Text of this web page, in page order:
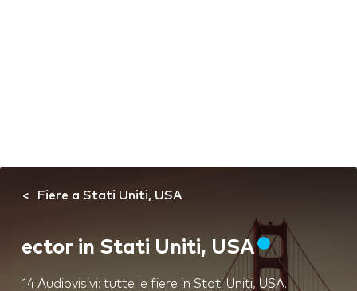
Fiere a Stati Uniti, USA
ector in Stati Uniti, USA
14 Audiovisivi: tutte le fiere in Stati Uniti, USA.